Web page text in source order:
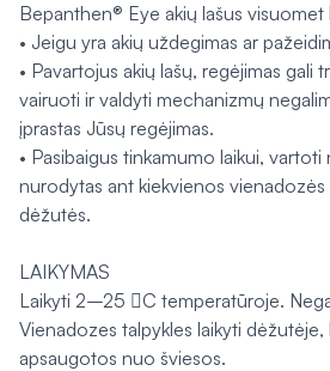
Bepanthen® Eye akių lašus visuomet
• Jeigu yra akių uždegimas ar
• Pavartojus akių lašų, regėjimas gali
vairuoti ir valdyti mechanizmų
įprastas Jūsų regėjimas.
• Pasibaigus tinkamumo laikui, vartoti
nurodytas ant kiekvienos vienadozės
dėžutės.
LAIKYMAS
Laikyti 2–25 C temperatūroje.
Vienadozes talpykles laikyti dėžutėje,
apsaugotos nuo šviesos.